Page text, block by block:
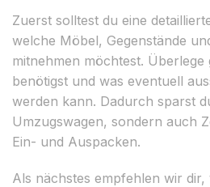
Zuerst solltest du eine
welche Möbel, Gegenstände
mitnehmen möchtest.
benötigst und was eventuell
werden kann. Dadurch sparst
Umzugswagen, sondern auch
Ein- und Auspacken.
Als nächstes empfehlen wir dir,